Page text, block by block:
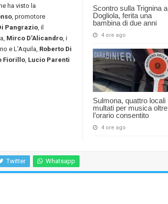
Scontro sulla Trignina a
Dogliola, ferita una
bambina di due anni
4 ore ago
Sulmona, quattro locali
multati per musica oltre
l’orario consentito
4 ore ago
ha visto la
, promotore
Pangrazio , il
Mirco D’Alicandro , i
e L’Aquila, Roberto Di
Fiorillo Lucio Parenti
Twitter Whatsapp